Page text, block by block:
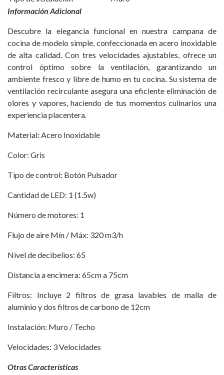
Información Adicional
Descubre la elegancia funcional en nuestra campana de
cocina de modelo simple, confeccionada en acero inoxidable
de alta calidad. Con tres velocidades ajustables, ofrece un
control óptimo sobre la ventilación, garantizando un
ambiente fresco y libre de humo en tu cocina. Su sistema de
ventilación recirculante asegura una eficiente eliminación de
olores y vapores, haciendo de tus momentos culinarios una
experiencia placentera.
Material: Acero Inoxidable
Color: Gris
Tipo de control: Botón Pulsador
Cantidad de LED: 1 (1.5w)
Número de motores: 1
Flujo de aire Mín / Máx: 320 m3/h
Nivel de decibelios: 65
Distancia a encimera: 65cm a 75cm
Filtros: Incluye 2 filtros de grasa lavables de malla de
aluminio y dos filtros de carbono de 12cm
Instalación: Muro / Techo
Velocidades: 3 Velocidades
Otras Características